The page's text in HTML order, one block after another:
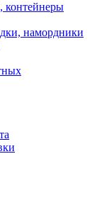
намордники